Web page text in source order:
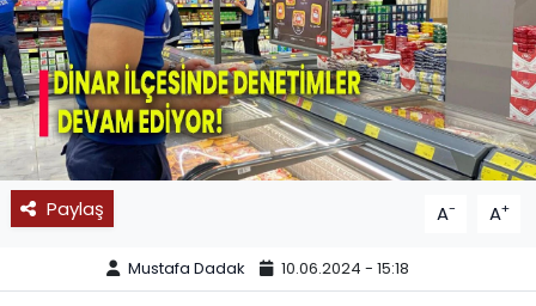
Paylaş A- A+
Mustafa Dadak 10.06.2024 - 15:18
SPOR
11:11 MANŞET